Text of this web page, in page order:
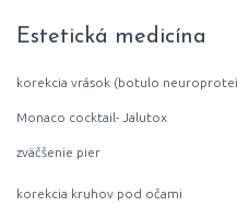
VÝKONOV
Estetická medicína
korekcia vrások (botulo
Monaco cocktail- Jalutox
zväčšenie pier
korekcia kruhov pod očami